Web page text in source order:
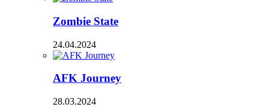
Zombie State
24.04.2024
AFK Journey
28.03.2024